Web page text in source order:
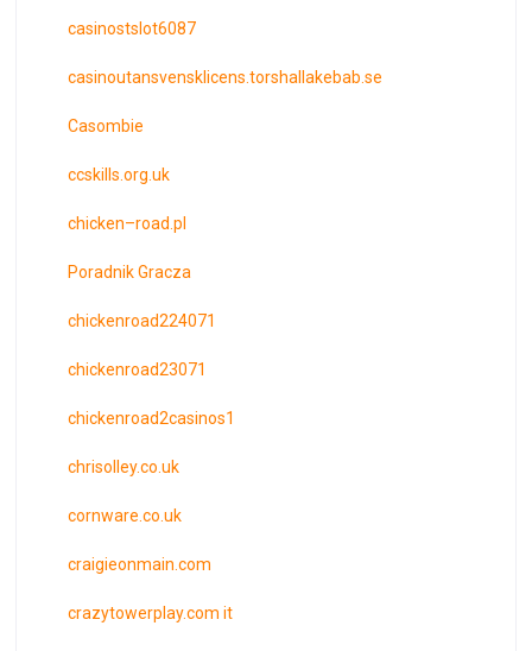
casinostslot6087
casinoutansvensklicens.torshallakebab.se
Casombie
ccskills.org.uk
chicken–road.pl
Poradnik Gracza
chickenroad224071
chickenroad23071
chickenroad2casinos1
chrisolley.co.uk
cornware.co.uk
craigieonmain.com
crazytowerplay.com it